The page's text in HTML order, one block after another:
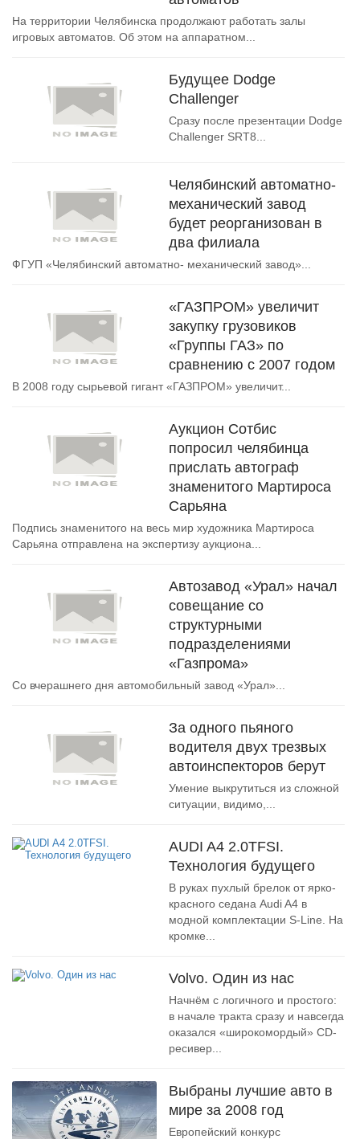
На территории Челябинска продолжают работать залы
игровых автоматов. Об этом на аппаратном...
Будущее Dodge
Challenger
Сразу после презентации Dodge
Challenger SRT8...
Челябинский автоматно-
механический завод
будет реорганизован в
два филиала
ФГУП «Челябинский автоматно- механический завод»...
«ГАЗПРОМ» увеличит
закупку грузовиков
«Группы ГАЗ» по
сравнению с 2007 годом
В 2008 году сырьевой гигант «ГАЗПРОМ» увеличит...
Аукцион Сотбис
попросил челябинца
прислать автограф
знаменитого Мартироса
Сарьяна
Подпись знаменитого на весь мир художника Мартироса
Сарьяна отправлена на экспертизу аукциона...
Автозавод «Урал» начал
совещание со
структурными
подразделениями
«Газпрома»
Со вчерашнего дня автомобильный завод «Урал»...
За одного пьяного
водителя двух трезвых
автоинспекторов берут
Умение выкрутиться из сложной
ситуации, видимо,...
AUDI A4 2.0TFSI.
Технология будущего
В руках пухлый брелок от ярко-
красного седана Audi A4 в
модной комплектации S-Line. На
кромке...
Volvo. Один из нас
Начнём с логичного и простого:
в начале тракта сразу и навсегда
оказался «широкомордый» CD-
ресивер...
Выбраны лучшие авто в
мире за 2008 год
Европейский конкурс